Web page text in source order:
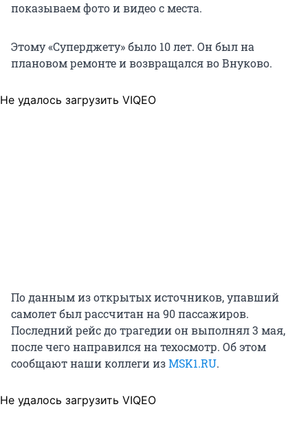
показываем фото и видео с места.
Этому «Суперджету» было 10 лет. Он был на
плановом ремонте и возвращался во Внуково.
Не удалось загрузить VIQEO
По данным из открытых источников, упавший
самолет был рассчитан на 90 пассажиров.
Последний рейс до трагедии он выполнял 3 мая,
после чего направился на техосмотр. Об этом
сообщают наши коллеги изMSK1.RU.
Не удалось загрузить VIQEO